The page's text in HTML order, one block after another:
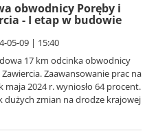
obwodnicy Poręby i
- I etap w budowie
05-09 | 15:40
17 km odcinka obwodnicy
Zaawansowanie prac na
maja 2024 r. wyniosło 64 procent.
dużych zmian na drodze krajowej